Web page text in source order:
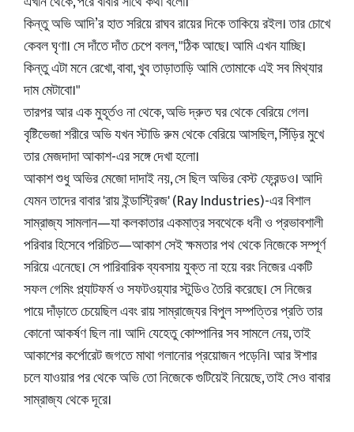
কিন্তু অভি আদি’র হাত সরিয়ে রাঘব রায়ের দিকে তাকিয়ে রইল। তার চোখে
কেবল ঘৃণা। সে দাঁতে দাঁত চেপে বলল, "ঠিক আছে। আমি এখন যাচ্ছি।
কিন্তু এটা মনে রেখো, বাবা, খুব তাড়াতাড়ি আমি তোমাকে এই সব মিথ্যার
দাম মেটাবো।"
তারপর আর এক মুহূর্তও না থেকে, অভি দ্রুত ঘর থেকে বেরিয়ে গেল।
বৃষ্টিভেজা শরীরে অভি যখন স্টাডি রুম থেকে বেরিয়ে আসছিল, সিঁড়ির মুখে
তার মেজদাদা আকাশ-এর সঙ্গে দেখা হলো।
আকাশ শুধু অভির মেজো দাদাই নয়, সে ছিল অভির বেস্ট ফ্রেন্ডও। আদি
যেমন তাদের বাবার 'রায় ইন্ডাস্ট্রিজ' (Ray Industries)-এর বিশাল
সাম্রাজ্য সামলান—যা কলকাতার একমাত্র সবথেকে ধনী ও প্রভাবশালী
পরিবার হিসেবে পরিচিত—আকাশ সেই ক্ষমতার পথ থেকে নিজেকে সম্পূর্ণ
সরিয়ে এনেছে। সে পারিবারিক ব্যবসায় যুক্ত না হয়ে বরং নিজের একটি
সফল গেমিং প্ল্যাটফর্ম ও সফটওয়্যার স্টুডিও তৈরি করেছে। সে নিজের
পায়ে দাঁড়াতে চেয়েছিল এবং রায় সাম্রাজ্যের বিপুল সম্পত্তির প্রতি তার
কোনো আকর্ষণ ছিল না। আদি যেহেতু কোম্পানির সব সামলে নেয়, তাই
আকাশের কর্পোরেট জগতে মাথা গলানোর প্রয়োজন পড়েনি। আর ঈশার
চলে যাওয়ার পর থেকে অভি তো নিজেকে গুটিয়েই নিয়েছে, তাই সেও বাবার
সাম্রাজ্য থেকে দূরে।